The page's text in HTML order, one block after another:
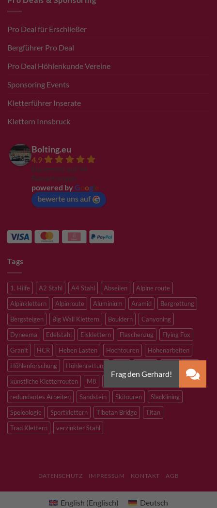
Pro Deal für Erschließer
Bergführer Pro Deal
Pro Deal Höhlenkunde Vereine
Sponsoring Events
Kletterführer Inserate
Klettern Innsbruck
Bolting.eu
4.9
Basierend auf 94
Bewertungen
powered by G ogl
bewerte uns auf
Tags
1. Hilfe A2 Stahl A4 Stahl Abseilen
Alpine route
Alpinklettern
Alpinroute Aluminium Aramid
Bergrettung
Bergsteigen
Big Wall Klettern Bouldern
Canyoning
Dyneema
Edelstahl Eisklettern Flaschenzug
Flying Fox
Granit
HCR Heben Lasten Hochtouren
Höhenarbeiten
Höhlenforschung
Höhlenrettung
künstliche Kletterrouten
M8
redundantes Arbeiten
Sandstein Skitouren
Slacklining
Speleologie
Sportklettern Tibetan Bridge
Titan
Trad Klettern
verzinkter Stahl
DATENSCHUTZ IMPRESSUM KONTAKT AGB
English (Englisch) Deutsch